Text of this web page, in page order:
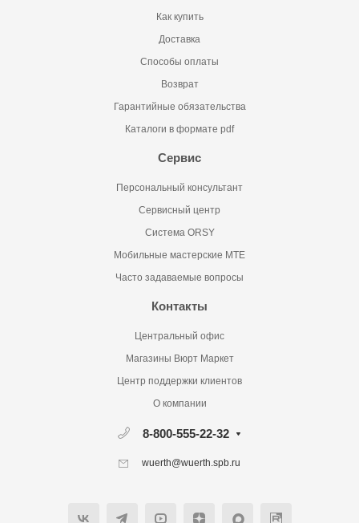
Как купить
Доставка
Способы оплаты
Возврат
Гарантийные обязательства
Каталоги в формате pdf
Сервис
Персональный консультант
Сервисный центр
Система ORSY
Мобильные мастерские MTE
Часто задаваемые вопросы
Контакты
Центральный офис
Магазины Вюрт Маркет
Центр поддержки клиентов
О компании
8-800-555-22-32
wuerth@wuerth.spb.ru